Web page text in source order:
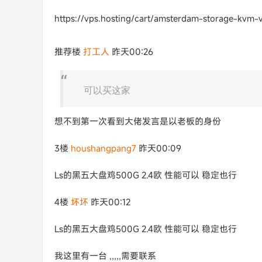
https://vps.hosting/cart/amsterdam-storage-kvm-
推荐楼 打工人 昨天00:26
可以买这家
想不到第一次看到大佬发言是以老板的身份
3楼 houshangpang7 昨天00:09
Ls的黑五大盘鸡500G 2.4欧 性能可以 稳定也行
4楼 坏坏 昨天00:12
Ls的黑五大盘鸡500G 2.4欧 性能可以 稳定也行
我这里有一台 ,,,,,需要联系